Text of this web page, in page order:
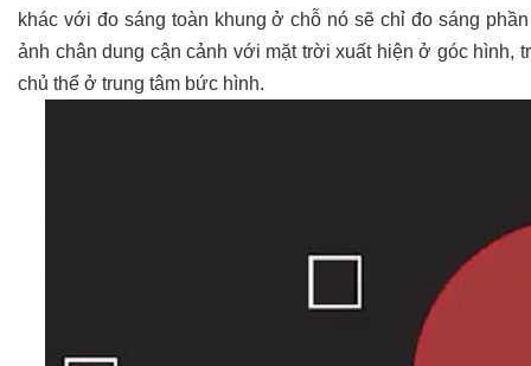
khác với đo sáng toàn khung ở chỗ nó sẽ chỉ đo sáng
ảnh chân dung cận cảnh với mặt trời xuất hiện ở góc hình,
chủ thể ở trung tâm bức hình.